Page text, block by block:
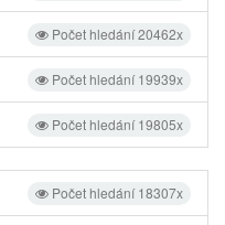
Počet hledání 20462x
Počet hledání 19939x
Počet hledání 19805x
Počet hledání 18307x